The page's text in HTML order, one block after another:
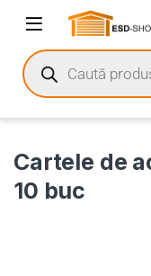
Cartele de
10 buc